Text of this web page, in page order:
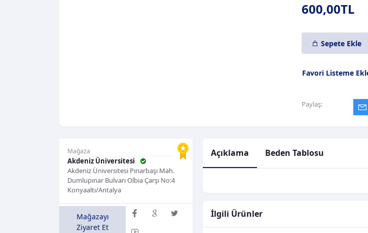
600,00TL
Sepete Ekle
Favori Listeme
Paylaş:
Mağaza
Akdeniz Üniversitesi
Akdeniz Üniversitesi Pınarbaşı Mah.
Dumlupınar Bulvarı Olbia Çarşı No:4
Konyaaltı/Antalya
Mağazayı
Ziyaret Et
Açıklama Beden Tablosu
İlgili Ürünler